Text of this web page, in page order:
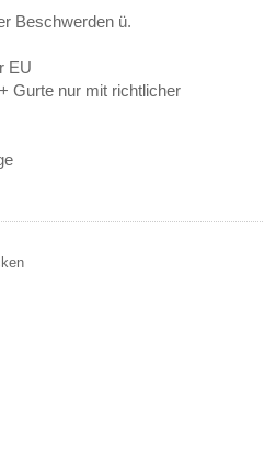
Beschwerden ü.
EU
Gurte nur mit richtlicher